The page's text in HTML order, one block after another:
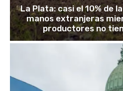
La Plata: casi el 10% de
manos extranjeras
productores no